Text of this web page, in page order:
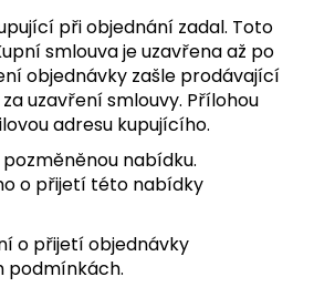
při objednání zadal. Toto
smlouva je uzavřena až po
objednávky zašle prodávající
uzavření smlouvy. Přílohou
adresu kupujícího.
nabídku.
o přijetí této nabídky
o přijetí objednávky
podmínkách.